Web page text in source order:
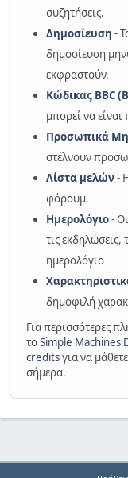
συζητήσεις.
Δημοσίευση -
δημοσίευση
εκφραστούν.
Κώδικας BBC
μπορεί να
Προσωπικά
στέλνουν
Λίστα μελών-
φόρουμ.
Ημερολόγιο-
τις εκδηλώσεις,
ημερολόγιο
δημοφιλή
Για περισσότερες
τοSimple Machines
creditsγια να
σήμερα.